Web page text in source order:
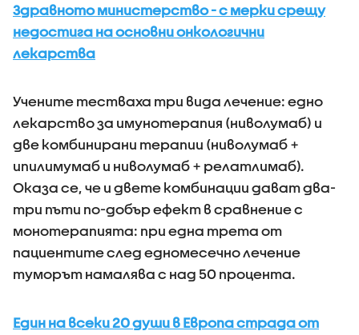
Здравното министерство - с мерки срещу
недостига на основни онкологични
лекарства
Учените тестваха три вида лечение: едно
лекарство за имунотерапия (ниволумаб) и
две комбинирани терапии (ниволумаб +
ипилимумаб и ниволумаб + релатлимаб).
Оказа се, че и двете комбинации дават два-
три пъти по-добър ефект в сравнение с
монотерапията: при една трета от
пациентите след едномесечно лечение
туморът намалява с над 50 процента.
Един на всеки 20 души в Европа страда от